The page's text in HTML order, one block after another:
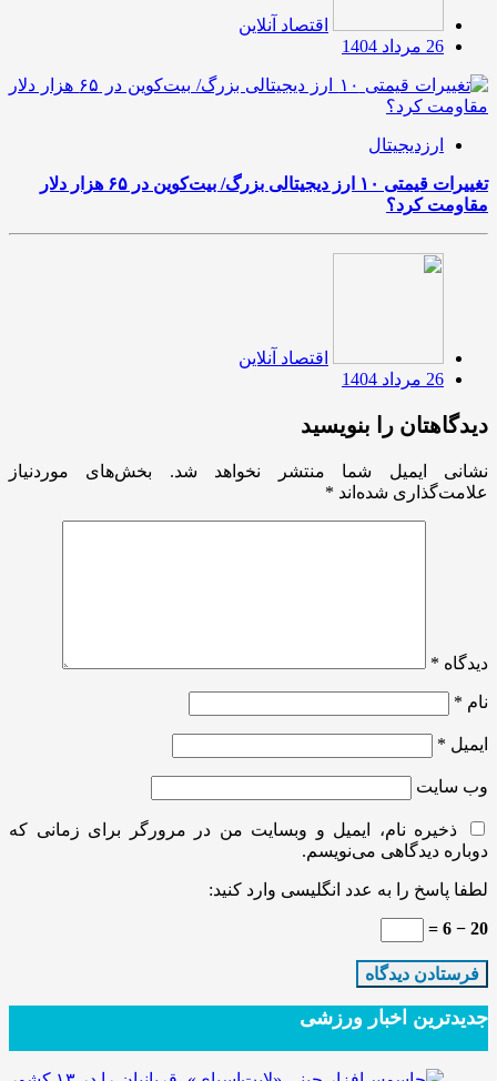
اقتصاد آنلاین
26 مرداد 1404
ارزدیجیتال
تغییرات قیمتی ۱۰ ارز دیجیتالی بزرگ/ بیت‌کوین در ۶۵ هزار دلار
مقاومت کرد؟
اقتصاد آنلاین
26 مرداد 1404
دیدگاهتان را بنویسید
نشانی ایمیل شما منتشر نخواهد شد.
بخش‌های موردنیاز
علامت‌گذاری شده‌اند *
دیدگاه *
نام *
ایمیل *
وب‌ سایت
ذخیره نام، ایمیل و وبسایت من در مرورگر برای زمانی که
دوباره دیدگاهی می‌نویسم.
لطفا پاسخ را به عدد انگلیسی وارد کنید:
20 − 6 =
جدیدترین‌ اخبار ورزشی